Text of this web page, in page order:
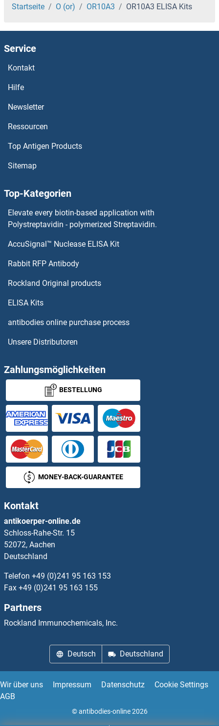
One Cut Homeobox 1 ELISA Kits
Oncostatin M Receptor ELISA Kits
Oncostatin M ELISA Kits
OMG ELISA Kits
OMA1 Zinc Metallopeptidase Homolog ELISA Kits
OLR1 ELISA Kits
OLIG2 ELISA Kits
OLIG1 ELISA Kits
OR10A4 ELISA Kits
OR10A7 ELISA Kits
OR10AD1 ELISA Kits
OR10AG1 ELISA Kits
OR10C1 ELISA Kits
OR10G2 ELISA Kits
OR10G3 ELISA Kits
OR10G4 ELISA Kits
OR10G7 ELISA Kits
OR10G8 ELISA Kits
OR10G9 ELISA Kits
OR10H1 ELISA Kits
OR10H2 ELISA Kits
OR10H3 ELISA Kits
OR10H5 ELISA Kits
Startseite O (or) OR10A3 OR10A3 ELISA Kits
Service
Kontakt
Hilfe
Newsletter
Ressourcen
Top Antigen Products
Sitemap
Top-Kategorien
Elevate every biotin-based application with
Polystreptavidin - polymerized Streptavidin.
AccuSignal™ Nuclease ELISA Kit
Rabbit RFP Antibody
Rockland Original products
ELISA Kits
antibodies online purchase process
Unsere Distributoren
Zahlungsmöglichkeiten
BESTELLUNG
MONEY-BACK-GUARANTEE
Kontakt
antikoerper-online.de
Schloss-Rahe-Str. 15
52072, Aachen
Deutschland
Telefon +49 (0)241 95 163 153
Fax +49 (0)241 95 163 155
Partners
Rockland Immunochemicals, Inc.
Deutsch Deutschland
Wir über uns Impressum Datenschutz
Cookie Settings
AGB
© antibodies-online 2026